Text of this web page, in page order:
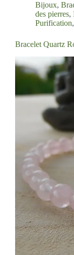
Bijoux,
des pierres,
Purification,
Bracelet Quartz